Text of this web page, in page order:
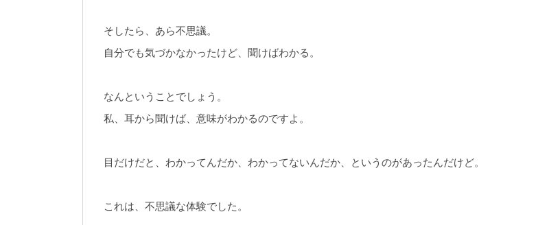
そしたら、あら不思議。
自分でも気づかなかったけど、聞けばわかる。
なんということでしょう。
私、耳から聞けば、意味がわかるのですよ。
目だけだと、わかってんだか、わかってないんだか、というのがあったんだけど。
これは、不思議な体験でした。